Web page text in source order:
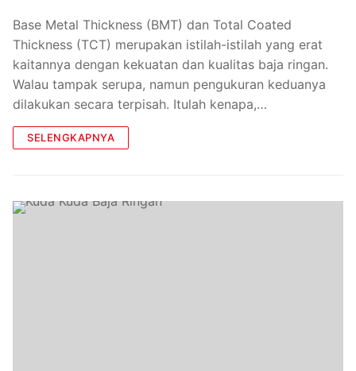
Base Metal Thickness (BMT) dan Total Coated
Thickness (TCT) merupakan istilah-istilah yang erat
kaitannya dengan kekuatan dan kualitas baja ringan.
Walau tampak serupa, namun pengukuran keduanya
dilakukan secara terpisah. Itulah kenapa,…
SELENGKAPNYA